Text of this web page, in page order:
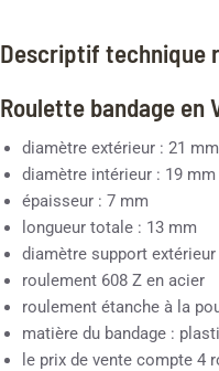
Descriptif technique
Roulette bandage en
diamètre extérieur : 21 mm
diamètre intérieur : 19 mm
épaisseur : 7 mm
longueur totale : 13 mm
diamètre support extérieur
roulement 608 Z en acier
roulement étanche à la
matière du bandage :
le prix de vente compte 4